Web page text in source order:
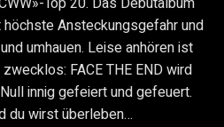
Ansteckungsgefahr und
umhauen. Leise anhören ist
FACE THE END wird
innig gefeiert und gefeuert.
du wirst überleben…